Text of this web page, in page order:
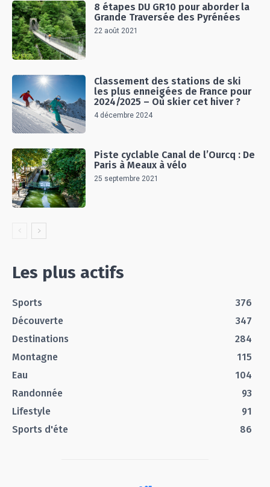
8 étapes DU GR10 pour aborder la
Grande Traversée des Pyrénées
22 août 2021
Classement des stations de ski
les plus enneigées de France pour
2024/2025 – Où skier cet hiver ?
4 décembre 2024
Piste cyclable Canal de l’Ourcq : De
Paris à Meaux à vélo
25 septembre 2021
Les plus actifs
Sports
376
Découverte
347
Destinations
284
Montagne
115
Eau
104
Randonnée
93
Lifestyle
91
Sports d'éte
86